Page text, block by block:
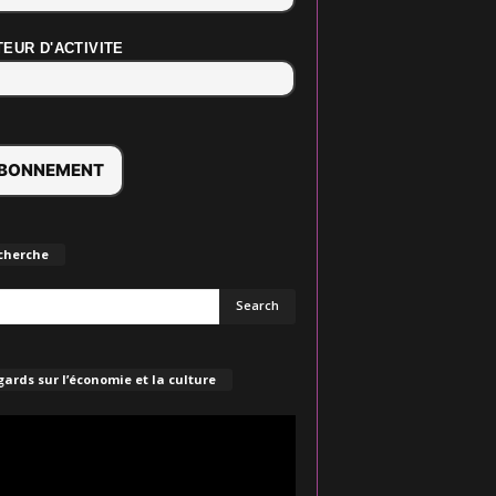
D'ACTIVITE
sur l’économie et la culture